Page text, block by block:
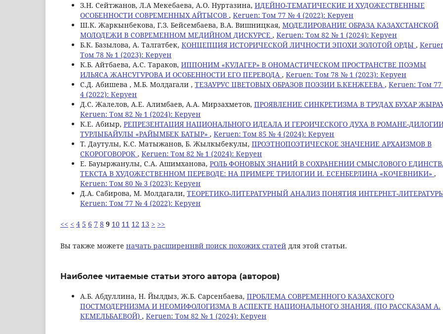
З.Н. Сейтжанов, Л.A Мекебаева, А.О. Нуртазина, ИДЕЙНО-ТЕМАТИЧЕСКИЕ И ХУДОЖЕСТВЕННЫЕ
ОСОБЕННОСТИ СОВРЕМЕННЫХ АЙТЫСОВ , Keruen: Том 77 № 4 (2022): Керуен
Ш.К. Жаркынбекова, Г.З. Бейсембаева, В.А. Вишницкая, МОДЕЛИРОВАНИЕ ОБРАЗА КАЗАХСТАНСКОЙ
МОЛОДЕЖИ В СОВРЕМЕННОМ МЕДИЙНОМ ДИСКУРСЕ , Keruen: Том 82 № 1 (2024): Керуен
Б.К. Базылова, A. Талгатбек, КОНЦЕПЦИЯ ИСТОРИЧЕСКОЙ ЛИЧНОСТИ ЭПОХИ ЗОЛОТОЙ ОРДЫ ,
Том 78 № 1 (2023): Керуен
К.Б. Айтбаева, А.С. Тараков, ИППОНИМ «КУЛАГЕР» В ОНОМАСТИЧЕСКОМ ПРОСТРАНСТВЕ ПОЭМЫ
ИЛЬЯСА ЖАНСУГУРОВА И ОСОБЕННОСТИ ЕГО ПЕРЕВОДА , Keruen: Том 78 № 1 (2023): Керуен
С.Д. Абишева , М.Б. Молдагали , ТЕЗАУРУС ЦВЕТОВЫХ ОБРАЗОВ ПОЭЗИИ Б.КЕНЖЕЕВА , Keruen: Том
4 (2022): Керуен
Д.С. Жалелов, А.Е. Алимбаев, А.А. Мирзахметов, ПРОЯВЛЕНИЕ СИНКРЕТИЗМА В ТРУДАХ БУХАР
Keruen: Том 82 № 1 (2024): Керуен
К.Е. Абиыр, РЕПРЕЗЕНТАЦИЯ НАЦИОНАЛЬНОГО ИДЕАЛА И ГЕРОИЧЕСКОГО ДУХА В РОМАНЕ-
ТУРЛЫБАЙУЛЫ «РАЙЫМБЕК БАТЫР» , Keruen: Том 85 № 4 (2024): Керуен
Т. Даутулы, К.С. Матыжанов, Б. Жылкыбекулы, ПРОЭТНОПОЭТИЧЕСКОЕ ЗНАЧЕНИЕ АРХАИЗМОВ В
СКОРОГОВОРОК , Keruen: Том 82 № 1 (2024): Керуен
Е. Бауыржанулы, С.А. Ашимханова, РОЛЬ ФОНОВЫХ ЗНАНИЙ В СОХРАНЕНИИ СМЫСЛОВОГО
ТЕКСТА В ХУДОЖЕСТВЕННОМ ПЕРЕВОДЕ: НА ПРИМЕРЕ ТРИЛОГИИ И. ЕСЕНБЕРЛИНА «КОЧЕВНИКИ» ,
Keruen: Том 80 № 3 (2023): Керуен
Д.А. Сабирова, M. Молдагали, ТЕОРЕТИКО-ЛИТЕРАТУРНЫЙ АНАЛИЗ ПОНЯТИЯ ИНТЕРНЕТ-
Keruen: Том 77 № 4 (2022): Керуен
<< < 4 5 6 7 8 9 10 11 12 13 > >>
Вы также можете начать расширеннвй поиск похожих статей для этой статьи.
Наиболее читаемые статьи этого автора (авторов)
А.Б. Абдуллина, Н. Йылдыз, Ж.Б. Сарсенбаева, ПРОБЛЕМА СОВРЕМЕННОГО КАЗАХСКОГО
ПОСТМОДЕРНИЗМА И НЕОМИФОЛОГИЗМА В АСПЕКТЕ НАЦИОНАЛЬНОГО ЗНАНИЯ. (ПО РАССКАЗАМ А.
КЕМЕЛЬБАЕВОЙ) , Keruen: Том 82 № 1 (2024): Керуен